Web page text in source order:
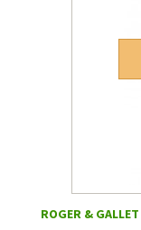
ROGER & GALLET